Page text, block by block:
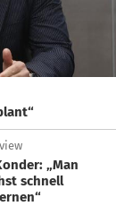
schnell